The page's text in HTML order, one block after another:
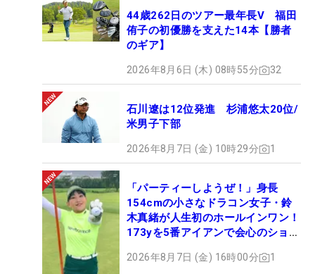
44歳262日のツアー最年長V 福田
侑子の初優勝を支えた14本【勝者
のギア】
2026年8月6日 (木) 08時55分 32
石川遼は12位発進 杉浦悠太20位/
米男子下部
2026年8月7日 (金) 10時29分 1
「パーティーしようぜ！」身長
154cmの小さなドラコン女子・鈴
木真緒が人生初のホールインワン！
173yを5番アイアンで会心のショッ
2026年8月7日 (金) 16時00分 1